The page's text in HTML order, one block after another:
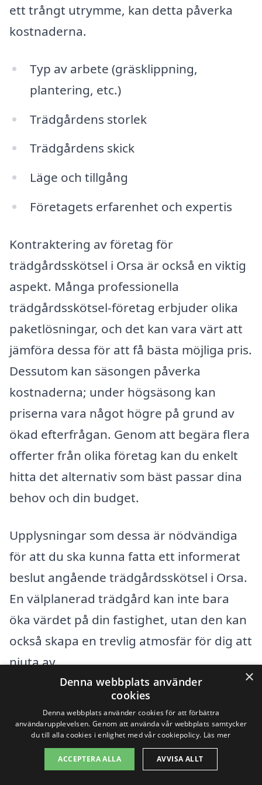
ett trångt utrymme, kan detta påverka
kostnaderna.
Typ av arbete (gräsklippning,
plantering, etc.)
Trädgårdens storlek
Trädgårdens skick
Läge och tillgång
Företagets erfarenhet och expertis
Kontraktering av företag för
trädgårdsskötsel i Orsa är också en viktig
aspekt. Många professionella
trädgårdsskötsel-företag erbjuder olika
paketlösningar, och det kan vara värt att
jämföra dessa för att få bästa möjliga pris.
Dessutom kan säsongen påverka
kostnaderna; under högsäsong kan
priserna vara något högre på grund av
ökad efterfrågan. Genom att begära flera
offerter från olika företag kan du enkelt
hitta det alternativ som bäst passar dina
behov och din budget.
Upplysningar som dessa är nödvändiga
för att du ska kunna fatta ett informerat
beslut angående trädgårdsskötsel i Orsa.
En välplanerad trädgård kan inte bara
öka värdet på din fastighet, utan den kan
också skapa en trevlig atmosfär för dig att
njuta av.
Få 3 erbjudanden, gratis och utan
förpliktelser
×
Denna webbplats använder
cookies
Denna webbplats använder cookies för att förbättra
användarupplevelsen. Genom att använda vår webbplats samtycker
du till alla cookies i enlighet med vår cookiepolicy. Läs mer
ACCEPTERA ALLA AVVISA ALLT